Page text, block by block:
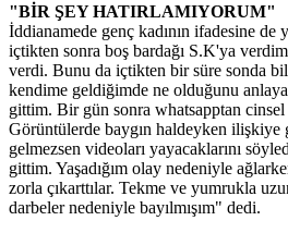
"BİR ŞEY HATIRLAMIYORUM"
İddianamede genç kadının ifadesine
içtikten sonra boş bardağı S.K'ya
verdi. Bunu da içtikten bir süre sonda
kendime geldiğimde ne olduğunu
gittim. Bir gün sonra whatsapptan
Görüntülerde baygın haldeyken
gelmezsen videoları yayacaklarını
gittim. Yaşadığım olay nedeniyle
zorla çıkarttılar. Tekme ve yumrukla
darbeler nedeniyle bayılmışım" dedi.